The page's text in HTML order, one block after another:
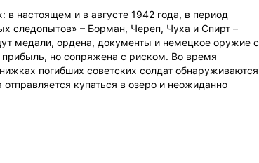
настоящем и в августе 1942 года, в период
следопытов» – Борман, Череп, Чуха и Спирт –
медали, ордена, документы и немецкое оружие с
но сопряжена с риском. Во время
погибших советских солдат обнаруживаются
купаться в озеро и неожиданно